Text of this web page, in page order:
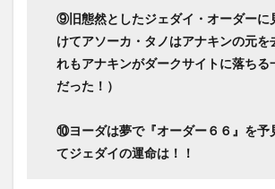
⑨旧態然としたジェダイ・オーダーに
けてアソーカ・タノはアナキンの元を
れもアナキンがダークサイトに落ちる
だった！）
⑩ヨーダは夢で『オーダー６６』を予
てジェダイの運命は！！